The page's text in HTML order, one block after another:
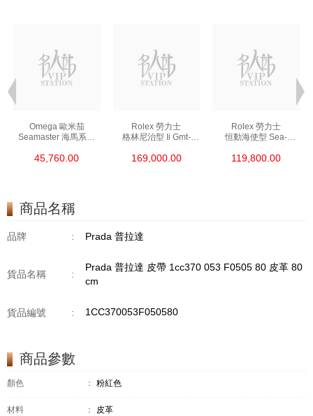
Omega 歐米茄
Seamaster 海馬系列
精鋼 Nekton Edition
45,760.00
Rolex 勞力士
格林尼治型 Ii Gmt-
0002 18kt玫瑰金/鋼
169,000.00
Rolex 勞力士
恒動海使型 Sea-
精鋼 單紅
119,800.00
商品名稱
品牌 : Prada 普拉達
貨品名稱 :
Prada 普拉達 皮帶 1cc370 053 F0505 80 皮革 80
cm
貨品編號 : 1CC370053F050580
商品參數
顏色 ： 粉紅色
材料 ： 皮革